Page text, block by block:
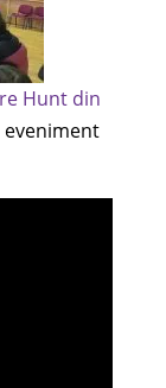
Hunt din
eveniment